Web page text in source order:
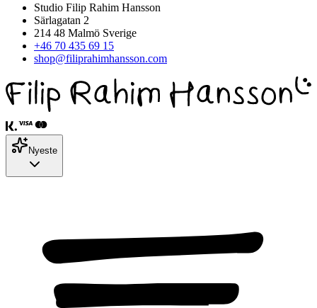
Studio Filip Rahim Hansson
Särlagatan 2
214 48 Malmö Sverige
+46 70 435 69 15
shop@filiprahimhansson.com
Nyeste